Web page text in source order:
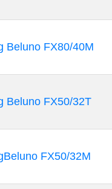
Beluno FX80/40M
Beluno FX50/32T
FX50/32M